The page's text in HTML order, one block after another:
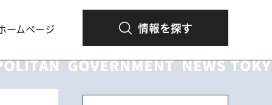
ームページ 情報を探す